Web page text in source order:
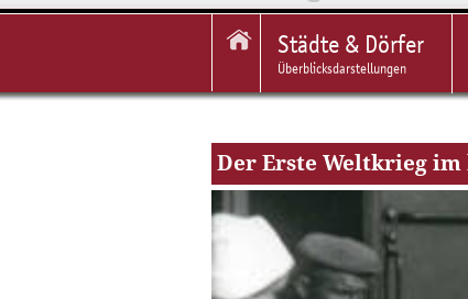
Städte & Dörfer
Überblicksdarstellungen
Der Erste Weltkrieg